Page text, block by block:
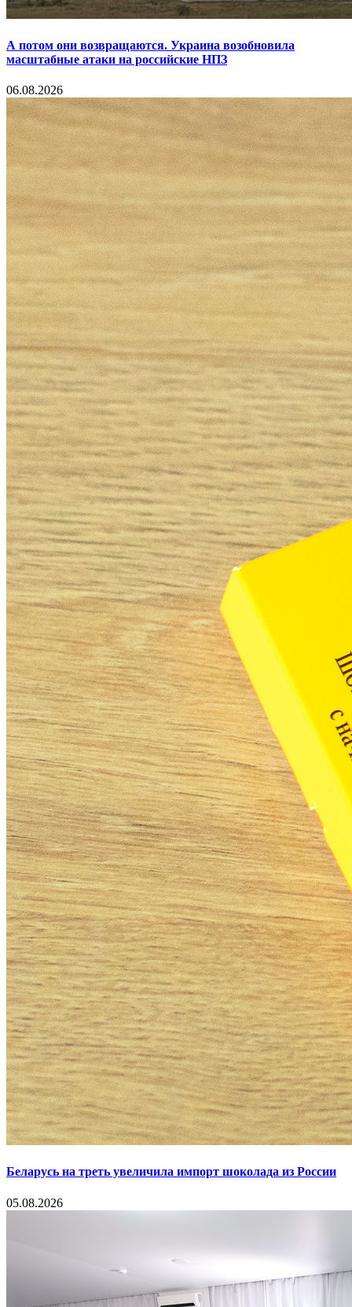
А потом они возвращаются. Украина возобновила
масштабные атаки на российские НПЗ
06.08.2026
Беларусь на треть увеличила импорт шоколада из России
05.08.2026